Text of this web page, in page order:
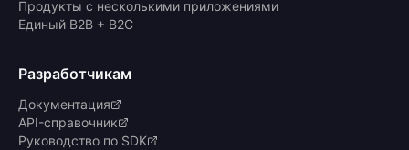
Продукты с несколькими приложениями
Единый B2B + B2C
Разработчикам
Документация
API-справочник
Руководство по SDK